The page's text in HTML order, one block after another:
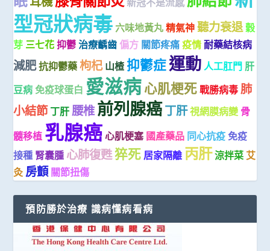
型冠狀病毒 六味地黃丸 精氣神 聽力衰退穀
芽 三七花 抑鬱 治療齲齒 偏方 關節疼痛 疫情 耐藥結核病
減肥抗抑鬱藥 枸杞 山楂 抑鬱症運動 人工肛門 肝
豆病 免疫球蛋白 愛滋病心肌梗死 戰勝病毒 肺
小結節 丁肝 腰椎前列腺癌丁肝視網膜病變 骨
髓移植 乳腺癌 心肌梗塞 國產藥品 同心抗疫 免疫
接種 腎囊腫 心肺復甦猝死 居家隔離 丙肝涼拌菜 艾
灸 房顫 關節扭傷
預防勝於治療 識病懂病看病